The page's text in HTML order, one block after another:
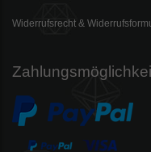
Widerrufsrecht &